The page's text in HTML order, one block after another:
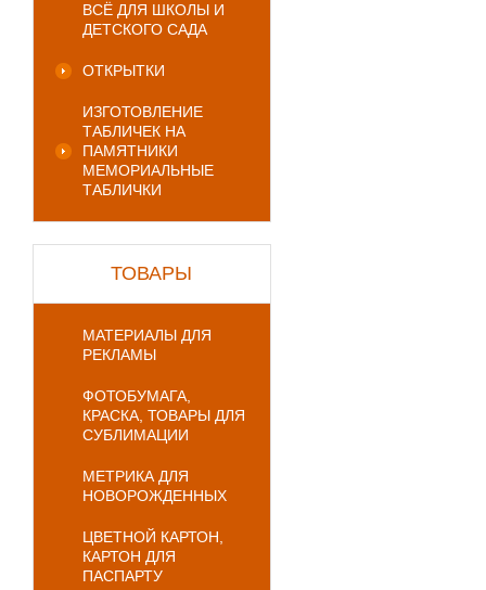
ВСЁ ДЛЯ ШКОЛЫ И
ДЕТСКОГО САДА
ОТКРЫТКИ
ИЗГОТОВЛЕНИЕ
ТАБЛИЧЕК НА
ПАМЯТНИКИ
МЕМОРИАЛЬНЫЕ
ТАБЛИЧКИ
ТОВАРЫ
МАТЕРИАЛЫ ДЛЯ
РЕКЛАМЫ
ФОТОБУМАГА,
КРАСКА, ТОВАРЫ ДЛЯ
СУБЛИМАЦИИ
МЕТРИКА ДЛЯ
НОВОРОЖДЕННЫХ
ЦВЕТНОЙ КАРТОН,
КАРТОН ДЛЯ
ПАСПАРТУ